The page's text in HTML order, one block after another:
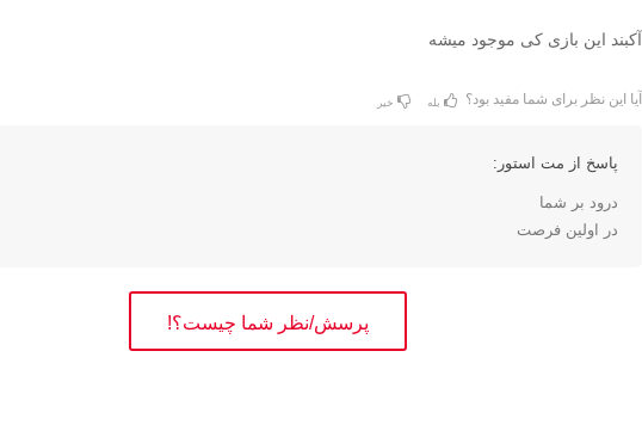
آکبند این بازی کی موجود میشه
آیا این نظر برای شما مفید بود؟ بله خیر
پاسخ از مت استور:
درود بر شما
در اولین فرصت
پرسش/نظر شما چیست؟!